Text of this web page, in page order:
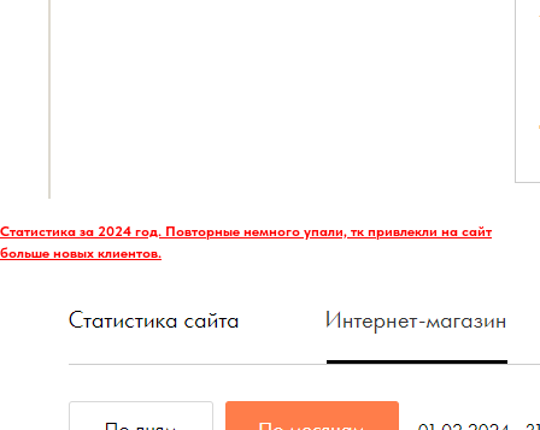
Статистика за 2024 год. Повторные немного упали, тк привлекли на сайт
больше новых клиентов.